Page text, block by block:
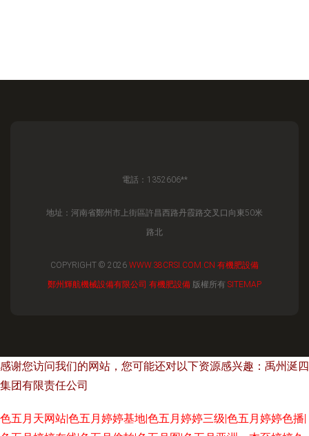
電話：1352606**
地址：河南省鄭州市上街區許昌西路丹霞路交叉口向東50米
路北
COPYRIGHT © 2026 WWW.38CRSI.COM.CN 有機肥設備
鄭州輝航機械設備有限公司 有機肥設備 版權所有 SITEMAP
感谢您访问我们的网站，您可能还对以下资源感兴趣：禹州涎四
集团有限责任公司
色五月天网站|色五月婷婷基地|色五月婷婷三级|色五月婷婷色播|